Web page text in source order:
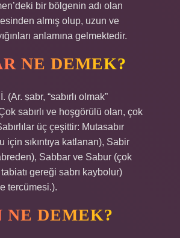
bir bölgenin adı olan
almış olup, uzun ve
anlamına gelmektedir.
NE DEMEK?
sabırlı ve hoşgörülü olan, çok
üç çeşittir: Mutasabır
için sıkıntıya katlanan), Sabir
Sabbar ve Sabur (çok
tabiatı gereği sabrı kaybolur)
tercümesi.).
NE DEMEK?